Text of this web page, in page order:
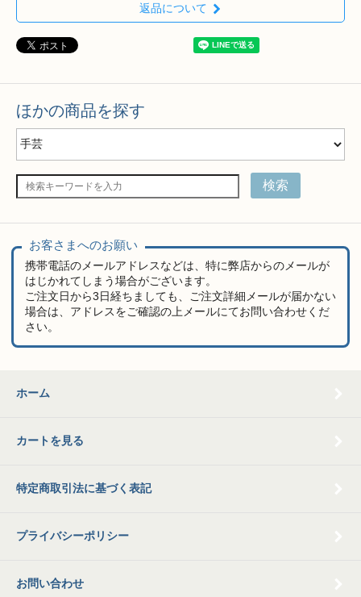
返品について
ほかの商品を探す
検索
お客さまへのお願い
携帯電話のメールアドレスなどは、特に弊店からのメールが
はじかれてしまう場合がございます。
ご注文日から3日経ちましても、ご注文詳細メールが届かない
場合は、アドレスをご確認の上メールにてお問い合わせくだ
さい。
ホーム
カートを見る
特定商取引法に基づく表記
プライバシーポリシー
お問い合わせ